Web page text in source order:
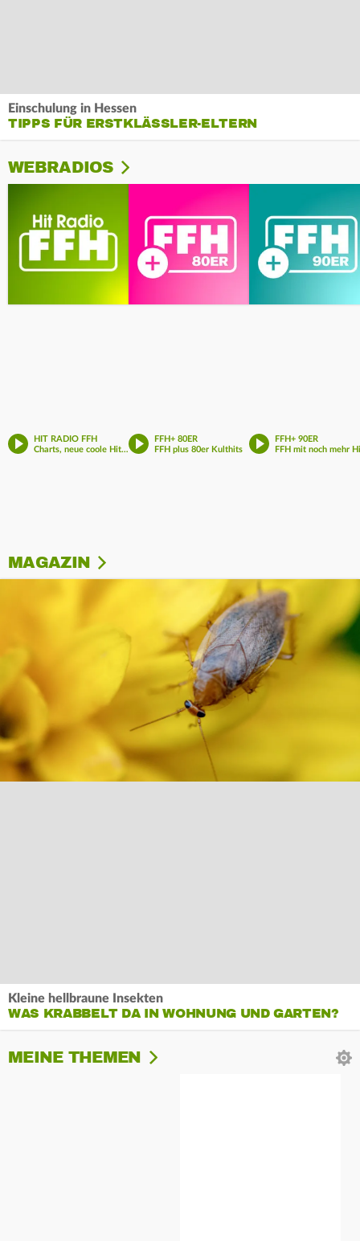
Einschulung in Hessen
TIPPS FÜR ERSTKLÄSSLER-ELTERN
WEBRADIOS
HIT RADIO FFH
Charts, neue coole Hits und deine Lieblings-Songs
FFH+ 80ER
FFH plus 80er Kulthits
FFH+ 90ER
MAGAZIN
Kleine hellbraune Insekten
WAS KRABBELT DA IN WOHNUNG UND GARTEN?
MEINE THEMEN